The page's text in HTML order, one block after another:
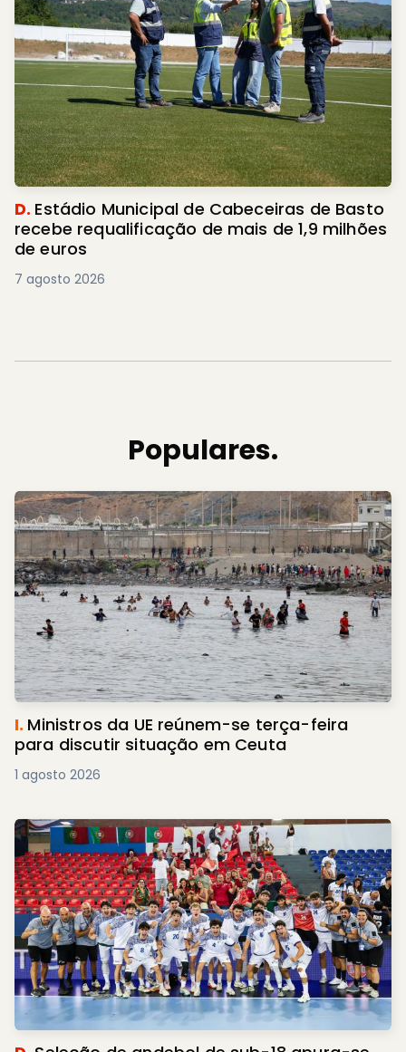
D. Estádio Municipal de Cabeceiras de Basto
recebe requalificação de mais de 1,9 milhões
de euros
7 agosto 2026
Populares.
I. Ministros da UE reúnem-se terça-feira
para discutir situação em Ceuta
1 agosto 2026